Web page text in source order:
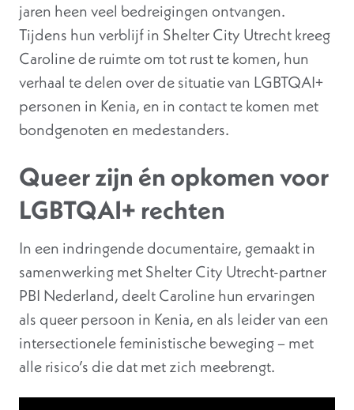
jaren heen veel bedreigingen ontvangen.
Tijdens hun verblijf in Shelter City Utrecht kreeg
Caroline de ruimte om tot rust te komen, hun
verhaal te delen over de situatie van LGBTQAI+
personen in Kenia, en in contact te komen met
bondgenoten en medestanders.
Queer zijn én opkomen voor
LGBTQAI+ rechten
In een indringende documentaire, gemaakt in
samenwerking met Shelter City Utrecht-partner
PBI Nederland, deelt Caroline hun ervaringen
als queer persoon in Kenia, en als leider van een
intersectionele feministische beweging – met
alle risico’s die dat met zich meebrengt.